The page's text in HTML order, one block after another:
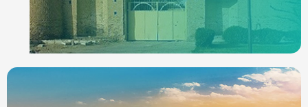
ردیاب خودرو درایرانشهر
جدیدترین ردیابها